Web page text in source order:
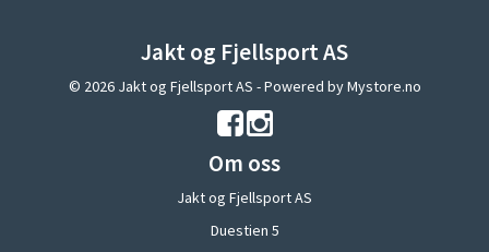
Jakt og Fjellsport AS
© 2026 Jakt og Fjellsport AS - Powered byMystore.no
Om oss
Jakt og Fjellsport AS
Duestien 5